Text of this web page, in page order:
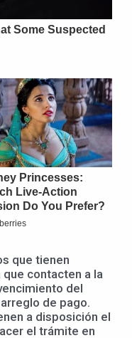
que tienen
contacten a la
del
de pago.
a disposición el
el trámite en